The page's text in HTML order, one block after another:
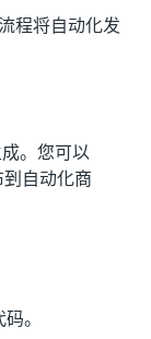
程将自动化发
。您可以
自动化商
。